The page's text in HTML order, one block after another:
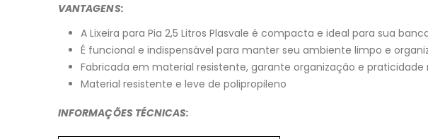
VANTAGENS:
A Lixeira para Pia 2,5 Litros Plasvale é compacta e ideal para sua
É funcional e indispensável para manter seu ambiente limpo e
Fabricada em material resistente, garante organização e praticidade
Material resistente e leve de polipropileno
INFORMAÇÕES TÉCNICAS: